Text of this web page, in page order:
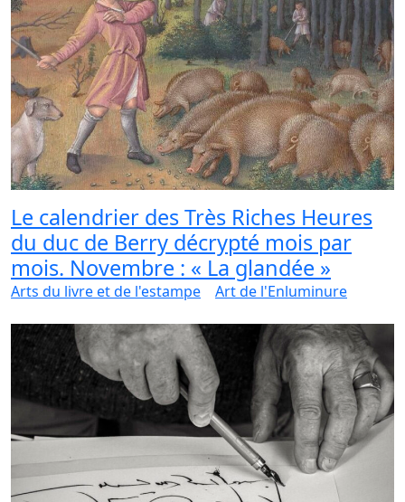
Le calendrier des Très Riches Heures
du duc de Berry décrypté mois par
mois. Novembre : « La glandée »
Arts du livre et de l'estampe Art de l'Enluminure